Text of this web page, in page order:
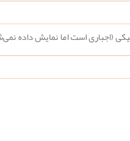
(اجباری است اما نمایش داده